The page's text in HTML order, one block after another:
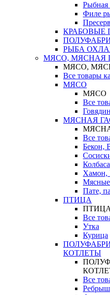
Рыбная
Филе
КРАБОВЫЕ
РЫБА
МЯСО, МЯСНАЯ
МЯСО,
Все товары
МЯСО
МЯСО
Все
МЯСНАЯ
Все
Бекон,
Колбаса
Хамон,
Мясные
Пате,
ПТИЦА
ПТИЦА
Все
Утка
Курица
КОТЛЕТЫ
Все